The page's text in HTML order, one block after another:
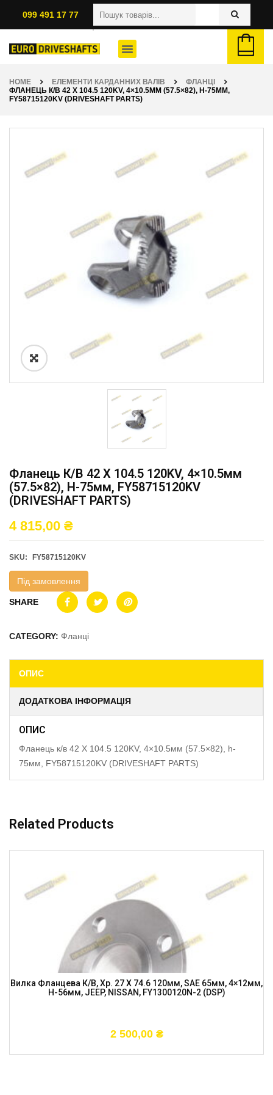
099 491 17 77
HOME ЕЛЕМЕНТИ КАРДАННИХ ВАЛІВ
ФЛАНЦІ
ФЛАНЕЦЬ К/В 42 X 104.5 120KV, 4×10.5ММ (57.5×82), H-75ММ,
FY58715120KV (DRIVESHAFT PARTS)
Фланець К/в 42 X 104.5 120KV, 4×10.5мм
(57.5×82), H-75мм, FY58715120KV
(DRIVESHAFT PARTS)
4 815,00 ₴
SKU: FY58715120KV
Під замовлення
SHARE
CATEGORY: Фланці
ОПИС
ДОДАТКОВА ІНФОРМАЦІЯ
ОПИС
Фланець к/в 42 X 104.5 120KV, 4×10.5мм (57.5×82), h-
75мм, FY58715120KV (DRIVESHAFT PARTS)
Related Products
Вилка Фланцева К/в, Хр. 27 X 74.6 120мм, SAE 65мм, 4×12мм,
H-56мм, JEEP, NISSAN, FY1300120N-2 (DSP)
2 500,00 ₴